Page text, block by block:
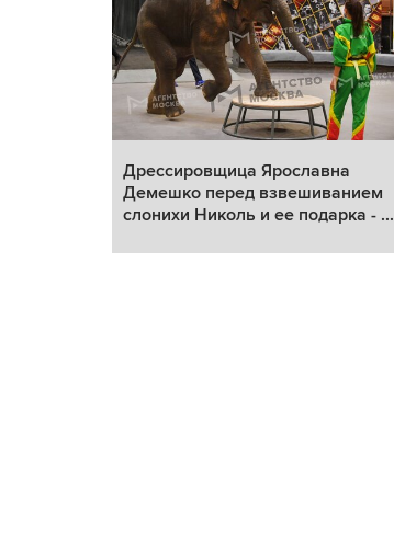
Дрессировщица Ярославна
Демешко перед взвешиванием
слонихи Николь и ее подарка - ...